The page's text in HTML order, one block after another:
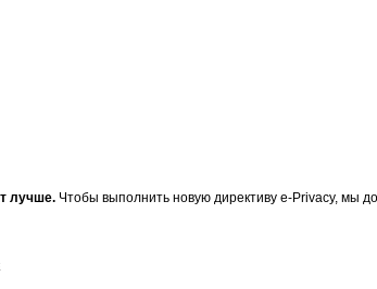
лучше. Чтобы выполнить новую директиву e-Privacy, мы